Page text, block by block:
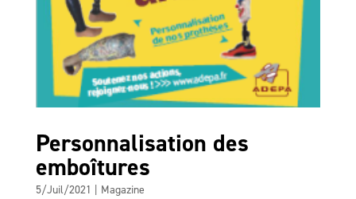
Personnalisation des
emboîtures
5/Juil/2021 Magazine